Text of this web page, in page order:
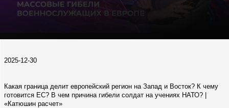
2025-12-30
Какая граница делит европейский регион на Запад и Восток? К чему
готовится ЕС? В чем причина гибели солдат на учениях НАТО? |
«Катюшин расчет»